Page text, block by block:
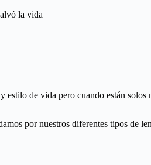
la vida
de vida pero cuando están
por nuestros diferentes tipos de